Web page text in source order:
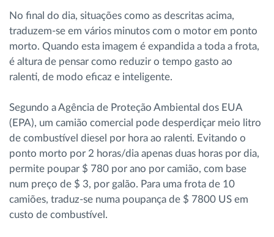
No final do dia, situações como as descritas acima,
traduzem-se em vários minutos com o motor em ponto
morto. Quando esta imagem é expandida a toda a frota,
é altura de pensar como reduzir o tempo gasto ao
ralenti, de modo eficaz e inteligente.
Segundo a Agência de Proteção Ambiental dos EUA
(EPA), um camião comercial pode desperdiçar meio litro
de combustível diesel por hora ao ralenti. Evitando o
ponto morto por 2 horas/dia apenas duas horas por dia,
permite poupar $ 780 por ano por camião, com base
num preço de $ 3, por galão. Para uma frota de 10
camiões, traduz-se numa poupança de $ 7800 US em
custo de combustível.